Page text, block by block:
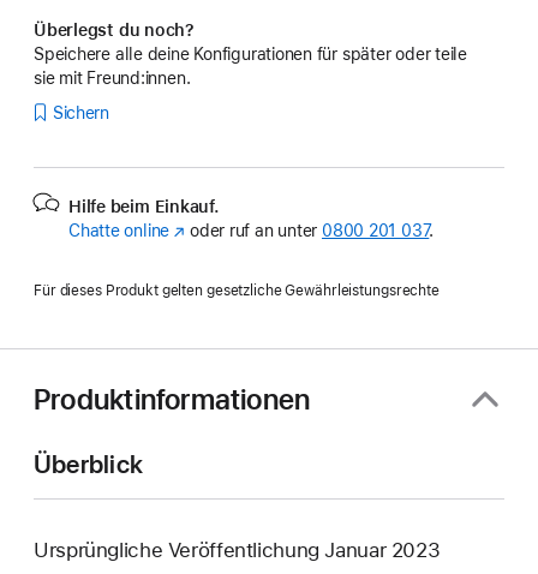
Überlegst du noch?
Speichere alle deine Konfigurationen für später oder teile
sie mit Freund:innen.
Sichern
Hilfe beim Einkauf.
Chatte online (Öffnet
Fenster)
oder ruf an unter 0800 201 037.
Für dieses Produkt gelten gesetzliche Gewährleistungsrechte
Produktinformationen
Überblick
Ursprüngliche Veröffentlichung Januar 2023